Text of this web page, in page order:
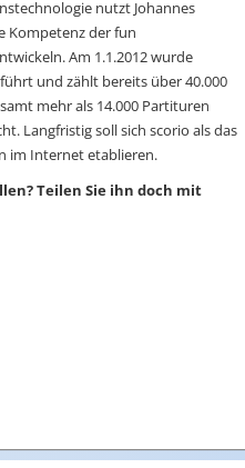
nutzt Johannes
Kompetenz der fun
Am 1.1.2012 wurde
und zählt bereits über 40.000
mehr als 14.000 Partituren
Langfristig soll sich scorio als das
im Internet etablieren.
Teilen Sie ihn doch mit